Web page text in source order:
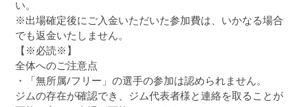
い。
※出場確定後にご入金いただいた参加費は、いかなる場合
でも返金いたしません。
【※必読※】
全体へのご注意点
・「無所属/フリー」の選手の参加は認められません。
ジムの存在が確認でき、ジム代表者様と連絡を取ることが